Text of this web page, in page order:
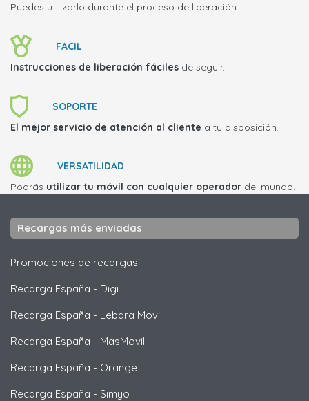
Puedes utilizarlo durante el proceso de liberación.
FACIL
Instrucciones de liberación fáciles de seguir.
SOPORTE
El mejor servicio de atención al cliente a tu disposición.
VERSATILIDAD
Podrás utilizar tu móvil con cualquier operador del mundo.
Recargas más enviadas
Promociones de recargas
Recarga España - Digi
Recarga España - Lebara Movil
Recarga España - MasMovil
Recarga España - Orange
Recarga España - Simyo